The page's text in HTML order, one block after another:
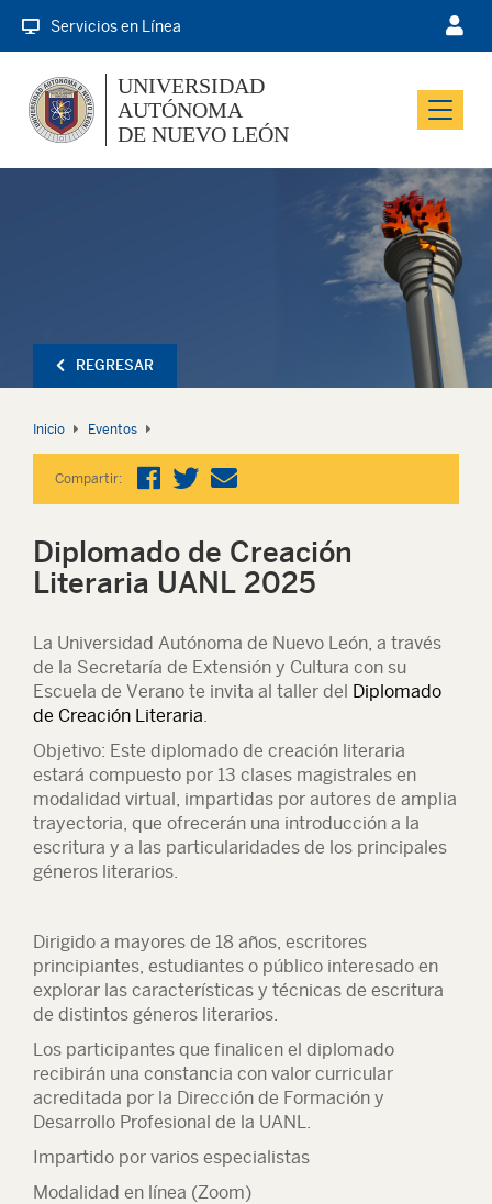
Servicios en Línea
Menu
UNIVERSIDAD
AUTÓNOMA
DE NUEVO LEÓN
REGRESAR
Inicio Eventos
Compartir:
Diplomado de Creación
Literaria UANL 2025
La Universidad Autónoma de Nuevo León, a través
de la Secretaría de Extensión y Cultura con su
Escuela de Verano te invita al taller del Diplomado
de Creación Literaria.
Objetivo: Este diplomado de creación literaria
estará compuesto por 13 clases magistrales en
modalidad virtual, impartidas por autores de amplia
trayectoria, que ofrecerán una introducción a la
escritura y a las particularidades de los principales
géneros literarios.
Dirigido a mayores de 18 años, escritores
principiantes, estudiantes o público interesado en
explorar las características y técnicas de escritura
de distintos géneros literarios.
Los participantes que finalicen el diplomado
recibirán una constancia con valor curricular
acreditada por la Dirección de Formación y
Desarrollo Profesional de la UANL.
Impartido por varios especialistas
Modalidad en línea (Zoom)